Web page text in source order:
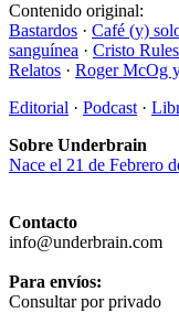
Contenido original:
Bastardos · Café (y)
sanguínea · Cristo Rules
Relatos · Roger McOg
Editorial · Podcast ·
Sobre Underbrain
Nace el 21 de Febrero
Contacto
info@underbrain.com
Para envíos:
Consultar por privado